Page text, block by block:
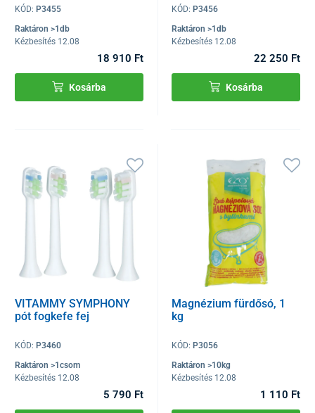
KÓD: P3455
Raktáron >1db
Kézbesítés 12.08
18 910 Ft
Kosárba
KÓD: P3456
Raktáron >1db
Kézbesítés 12.08
22 250 Ft
Kosárba
VITAMMY SYMPHONY
pót fogkefe fej
KÓD: P3460
Raktáron >1csom
Kézbesítés 12.08
5 790 Ft
Magnézium fürdősó, 1
kg
KÓD: P3056
Raktáron >10kg
Kézbesítés 12.08
1 110 Ft